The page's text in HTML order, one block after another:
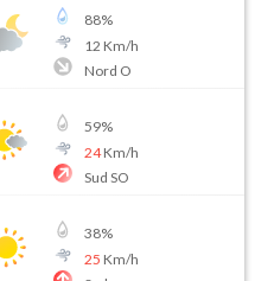
88%
12 Km/h
Nord O
59%
24Km/h
Sud SO
38%
25 Km/h